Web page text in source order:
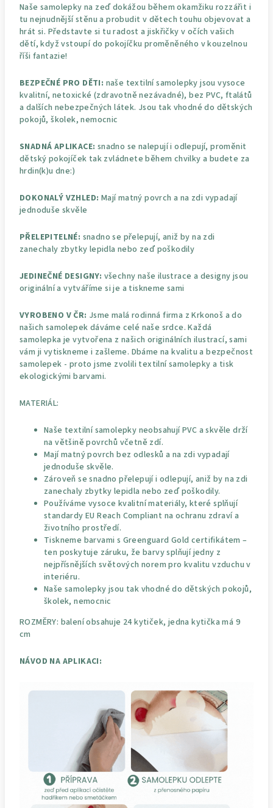
Naše samolepky na zeď dokážou během okamžiku rozzářit i
tu nejnudnější stěnu a probudit v dětech touhu objevovat a
hrát si. Představte si tu radost a jiskřičky v očích vašich
dětí, když vstoupí do pokojíčku proměněného v kouzelnou
říši fantazie!
BEZPEČNÉ PRO DĚTI: naše textilní samolepky jsou vysoce
kvalitní, netoxické (zdravotně nezávadné), bez PVC, ftalátů
a dalších nebezpečných látek. Jsou tak vhodné do dětských
pokojů, školek, nemocnic
SNADNÁ APLIKACE: snadno se nalepují i odlepují, proměnit
dětský pokojíček tak zvládnete během chvilky a budete za
hrdin(k)u dne:)
DOKONALÝ VZHLED: Mají matný povrch a na zdi vypadají
jednoduše skvěle
PŘELEPITELNÉ: snadno se přelepují, aniž by na zdi
zanechaly zbytky lepidla nebo zeď poškodily
JEDINEČNÉ DESIGNY: všechny naše ilustrace a designy jsou
originální a vytváříme si je a tiskneme sami
VYROBENO V ČR: Jsme malá rodinná firma z Krkonoš a do
našich samolepek dáváme celé naše srdce. Každá
samolepka je vytvořena z našich originálních ilustrací, sami
vám ji vytiskneme i zašleme. Dbáme na kvalitu a bezpečnost
samolepek - proto jsme zvolili textilní samolepky a tisk
ekologickými barvami.
MATERIÁL:
Naše textilní samolepky neobsahují PVC a skvěle drží
na většině povrchů včetně zdí.
Mají matný povrch bez odlesků a na zdi vypadají
jednoduše skvěle.
Zároveň se snadno přelepují i odlepují, aniž by na zdi
zanechaly zbytky lepidla nebo zeď poškodily.
Používáme vysoce kvalitní materiály, které splňují
standardy EU Reach Compliant na ochranu zdraví a
životního prostředí.
Tiskneme barvami s Greenguard Gold certifikátem –
ten poskytuje záruku, že barvy splňují jedny z
nejpřísnějších světových norem pro kvalitu vzduchu v
interiéru.
Naše samolepky jsou tak vhodné do dětských pokojů,
školek, nemocnic
ROZMĚRY: balení obsahuje 24 kytiček, jedna kytička má 9
cm
NÁVOD NA APLIKACI: